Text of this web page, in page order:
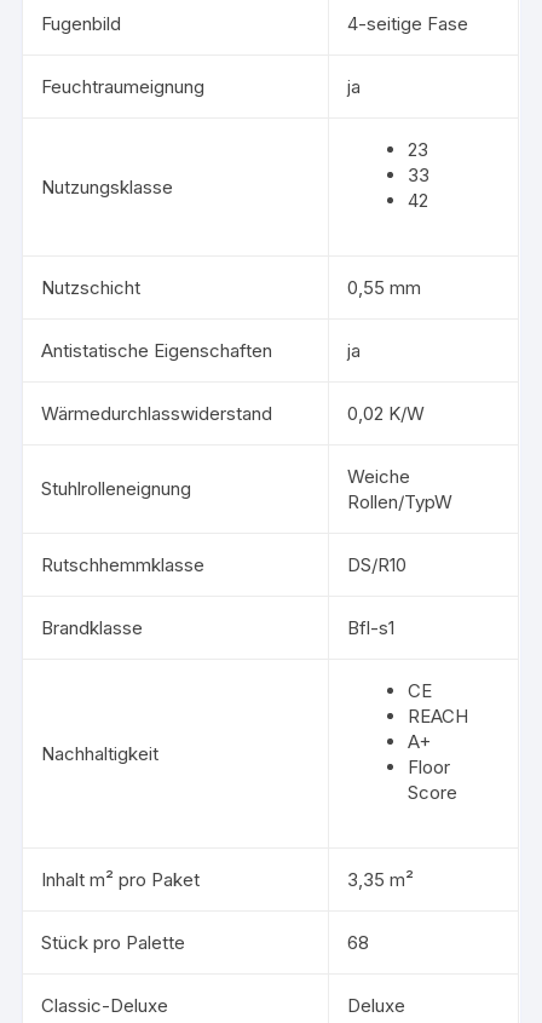
Fugenbild 4-seitige Fase
Feuchtraumeignung ja
Nutzungsklasse
23
33
42
Nutzschicht 0,55 mm
Antistatische Eigenschaften ja
Wärmedurchlasswiderstand 0,02 K/W
Stuhlrolleneignung
Weiche
Rollen/TypW
Rutschhemmklasse DS/R10
Brandklasse Bfl-s1
Nachhaltigkeit
CE
REACH
A+
Floor
Score
Inhalt m² pro Paket 3,35 m²
Stück pro Palette 68
Classic-Deluxe Deluxe